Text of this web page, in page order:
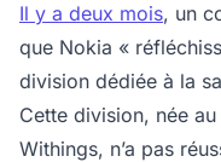
Il y a deux mois, un
que Nokia «
division dédiée à la
Cette division, née
Withings, n’a pas